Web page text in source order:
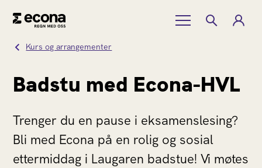
Kurs og arrangementer
Badstu med Econa-HVL
Trenger du en pause i eksamenslesing?
Bli med Econa på en rolig og sosial
ettermiddag i Laugaren badstue! Vi møtes